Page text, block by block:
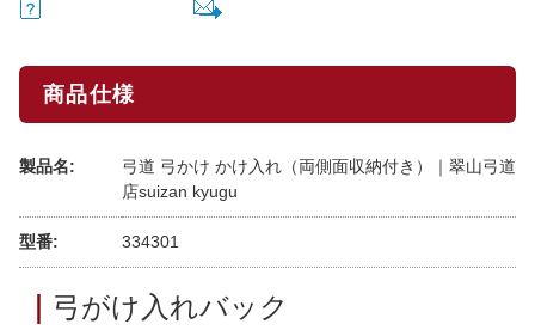
商品仕様
製品名:
弓道 弓かけ かけ入れ（両側面収納付き）｜翠山弓道
店suizan kyugu
型番: 334301
弓がけ入れバック